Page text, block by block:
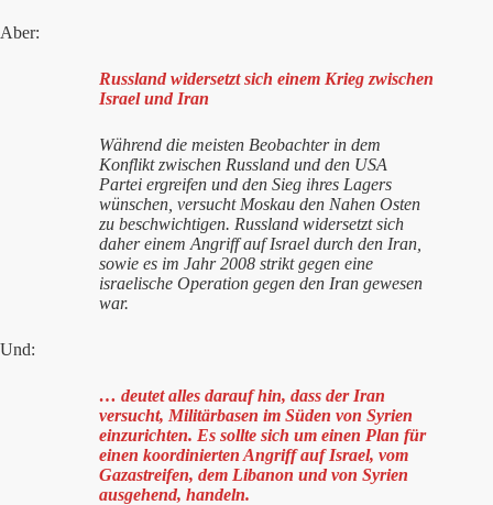
Aber:
Russland widersetzt sich einem Krieg zwischen
Israel und Iran
Während die meisten Beobachter in dem
Konflikt zwischen Russland und den USA
Partei ergreifen und den Sieg ihres Lagers
wünschen, versucht Moskau den Nahen Osten
zu beschwichtigen. Russland widersetzt sich
daher einem Angriff auf Israel durch den Iran,
sowie es im Jahr 2008 strikt gegen eine
israelische Operation gegen den Iran gewesen
war.
Und:
… deutet alles darauf hin, dass der Iran
versucht, Militärbasen im Süden von Syrien
einzurichten. Es sollte sich um einen Plan für
einen koordinierten Angriff auf Israel, vom
Gazastreifen, dem Libanon und von Syrien
ausgehend, handeln.